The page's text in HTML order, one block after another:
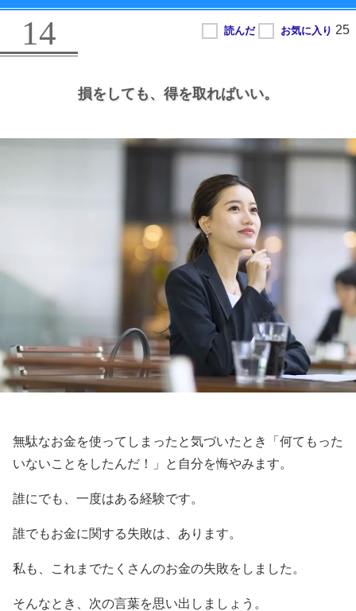
14
損をしても、 得を取ればいい。
無駄なお金を使ってしまったと気づいたとき「何てもった
いないことをしたんだ！」と自分を悔やみます。
誰にでも、一度はある経験です。
誰でもお金に関する失敗は、あります。
私も、これまでたくさんのお金の失敗をしました。
そんなとき、次の言葉を思い出しましょう。